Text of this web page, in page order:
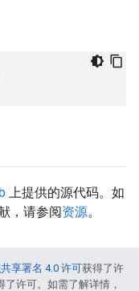
上提供的源代码。如
，请参阅资源。
享署名 4.0 许可获得了许
了许可。如需了解详情，